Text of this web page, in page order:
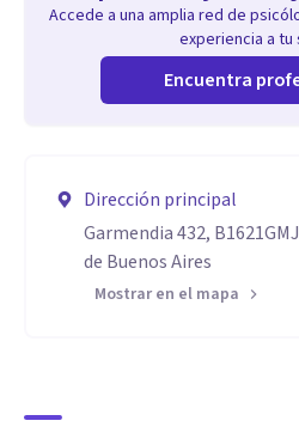
Accede a una amplia red de
experiencia a tu
Encuentra
Dirección principal
Garmendia 432,
de Buenos Aires
Mostrar en el mapa